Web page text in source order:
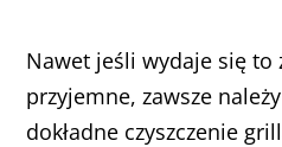
Nawet jeśli wydaje się to
przyjemne, zawsze
dokładne czyszczenie